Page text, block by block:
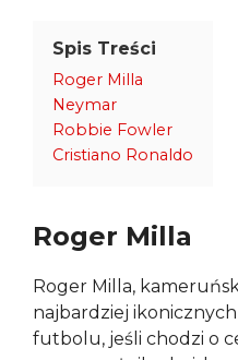
Spis Treści
Roger Milla
Neymar
Robbie Fowler
Cristiano Ronaldo
Roger Milla
Roger Milla,
najbardziej
futbolu, jeśli chodzi o